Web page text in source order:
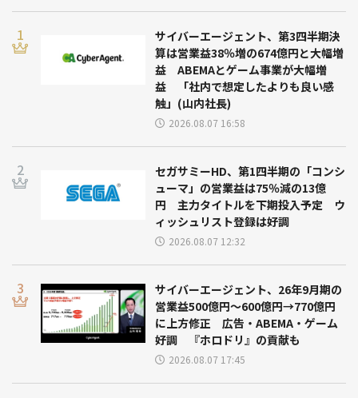
サイバーエージェント、第3四半期決
算は営業益38％増の674億円と大幅増
益 ABEMAとゲーム事業が大幅増
益 「社内で想定したよりも良い感
触」(山内社長)
2026.08.07 16:58
セガサミーHD、第1四半期の「コンシ
ューマ」の営業益は75％減の13億
円 主力タイトルを下期投入予定 ウ
ィッシュリスト登録は好調
2026.08.07 12:32
サイバーエージェント、26年9月期の
営業益500億円～600億円→770億円
に上方修正 広告・ABEMA・ゲーム
好調 『ホロドリ』の貢献も
2026.08.07 17:45